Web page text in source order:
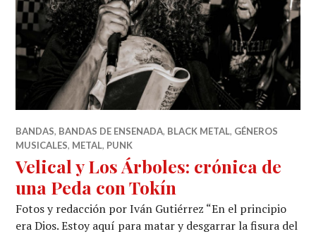
BANDAS, BANDAS DE ENSENADA, BLACK METAL, GÉNEROS
MUSICALES, METAL, PUNK
Velical y Los Árboles: crónica de
una Peda con Tokín
Fotos y redacción por Iván Gutiérrez “En el principio
era Dios. Estoy aquí para matar y desgarrar la fisura del